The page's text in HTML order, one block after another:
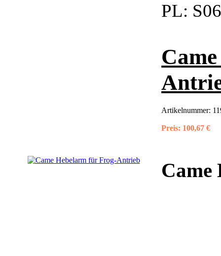
PL:
Artikelnummer:
Preis: 100,67 €